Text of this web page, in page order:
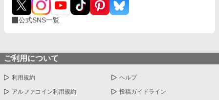
公式SNS一覧
ご利用について
利用規約 ヘルプ
アルファコイン利用規約 投稿ガイドライン